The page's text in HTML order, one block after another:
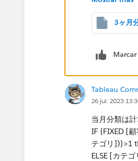
計算フィー
3ヶ月
Tableau
26 jul. 2023
当月分類は
IF {FIXED [
テゴリ])}>1
ELSE [カテ